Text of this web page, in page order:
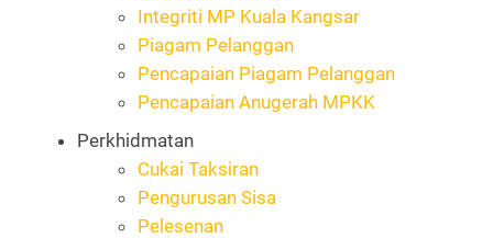
Integriti MP Kuala Kangsar
Piagam Pelanggan
Pencapaian Piagam Pelanggan
Pencapaian Anugerah MPKK
Perkhidmatan
Cukai Taksiran
Pengurusan Sisa
Pelesenan